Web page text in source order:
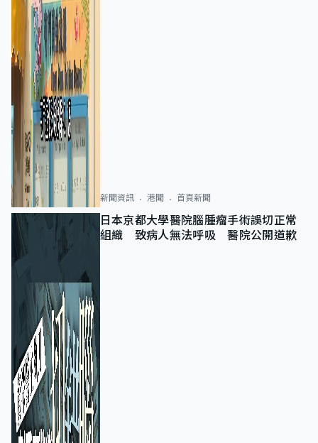
新聞資訊 港聞 首頁新聞
日本京都大學醫院腦腫瘤手術誤切正常
組織 致病人無法呼吸 醫院公開道歉